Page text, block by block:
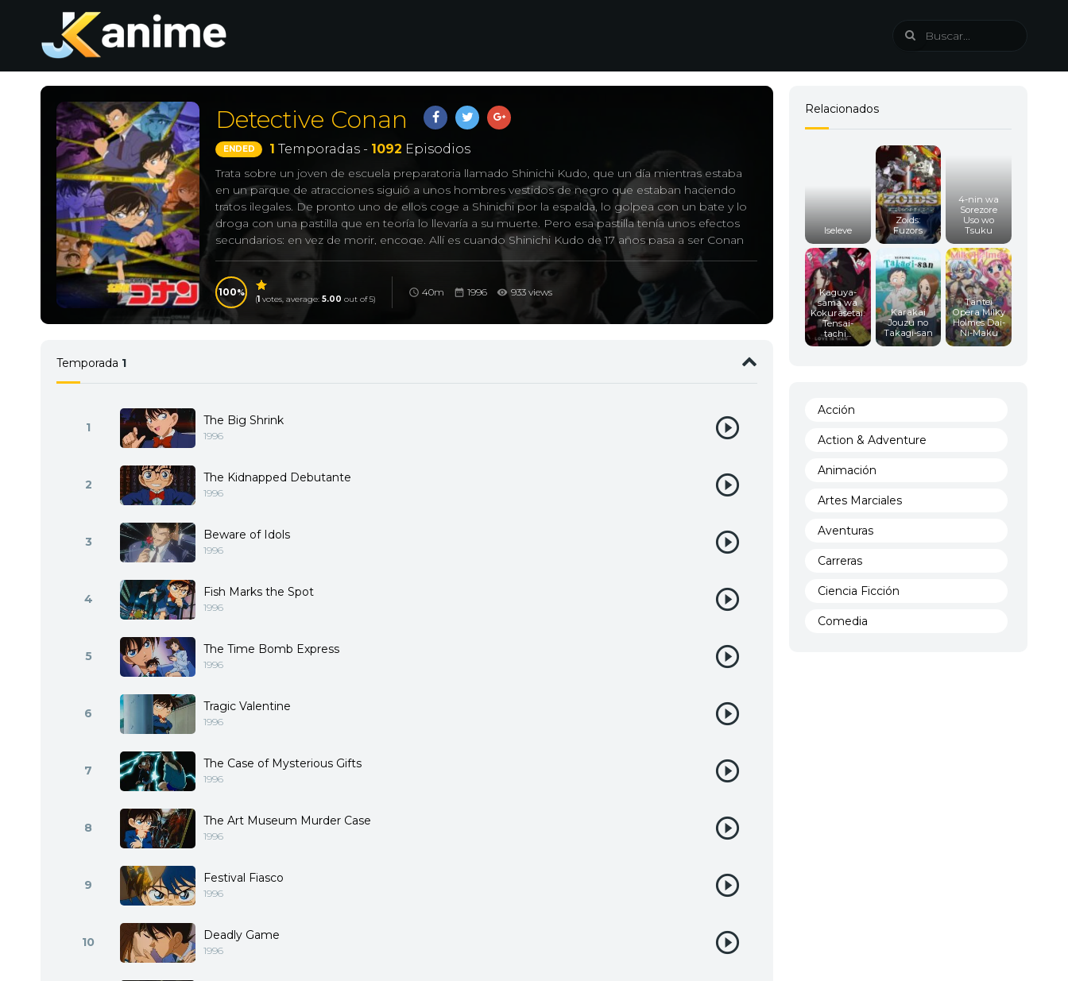
Detective Conan
ENDED 1 Temporadas - 1092 Episodios
Trata sobre un joven de escuela preparatoria llamado Shinichi Kudo, que un día mientras estaba
en un parque de atracciones siguió a unos hombres vestidos de negro que estaban haciendo
tratos ilegales. De pronto uno de ellos coge a Shinichi por la espalda, lo golpea con un bate y lo
droga con una pastilla que en teoría lo llevaría a su muerte. Pero esa pastilla tenía unos efectos
secundarios: en vez de morir, encoge. Allí es cuando Shinichi Kudo de 17 años pasa a ser Conan
Edogawa, de 7 años, un niño con mente de un adulto que busca la única y sola verdad. –
100
(1 votes, average: 5.00 out of 5)
40m 1996 933 views
Temporada 1
1 The Big Shrink
1996
2 The Kidnapped Debutante
1996
3 Beware of Idols
1996
4 Fish Marks the Spot
1996
5 The Time Bomb Express
1996
6 Tragic Valentine
1996
7 The Case of Mysterious Gifts
1996
8 The Art Museum Murder Case
1996
9 Festival Fiasco
1996
10 Deadly Game
1996
Relacionados
Iseleve
Zoids:
Fuzors
4-nin wa
Sorezore
Uso wo
Tsuku
Kaguya-
sama wa
Kokurasetai:
Tensai-
tachi...
Karakai
Jouzu no
Takagi-san
Tantei
Opera Milky
Holmes Dai-
Ni-Maku
Acción
Action & Adventure
Animación
Artes Marciales
Aventuras
Carreras
Ciencia Ficción
Comedia